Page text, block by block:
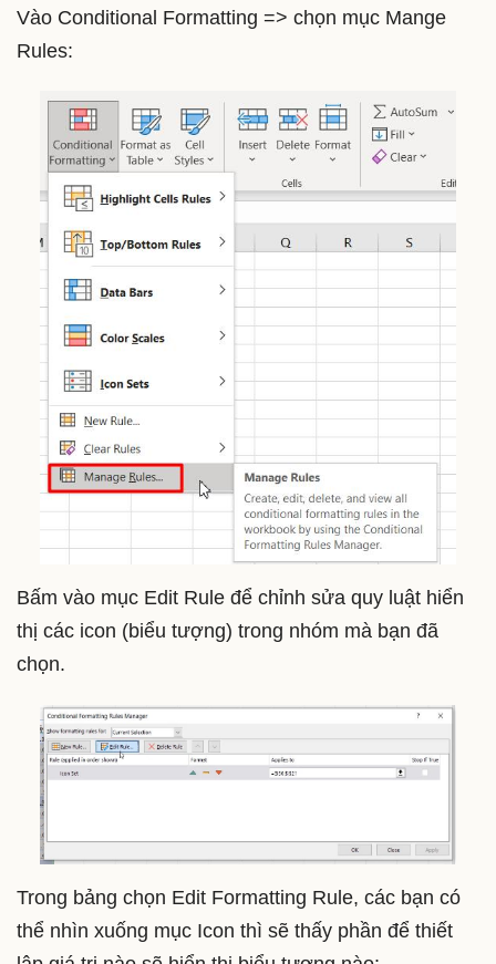
Vào Conditional Formatting => chọn mục Mange
Rules:
Bấm vào mục Edit Rule để chỉnh sửa quy luật hiển
thị các icon (biểu tượng) trong nhóm mà bạn đã
chọn.
Trong bảng chọn Edit Formatting Rule, các bạn có
thể nhìn xuống mục Icon thì sẽ thấy phần để thiết